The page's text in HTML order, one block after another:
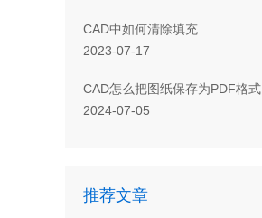
CAD 中如何清除填充
2023-07-17
CAD怎么把图纸保存为PDF格式
2024-07-05
推荐文章